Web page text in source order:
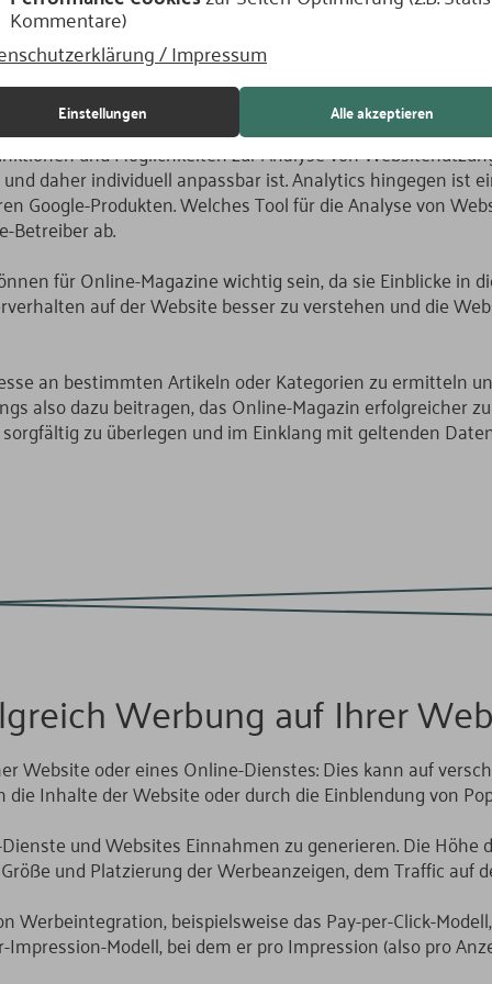
Tracking-Code-Snippets, die in die Website
Website von Nutzern bestimmte Daten an die Server
Visualisierungen aufbereitet, die Website-Betreibern
und Möglichkeiten zur Analyse von
daher individuell anpassbar ist. Analytics hingegen ist
Google-Produkten. Welches Tool für die Analyse von
Betreiber ab.
für Online-Magazine wichtig sein, da sie Einblicke in
auf der Website besser zu verstehen und die
an bestimmten Artikeln oder Kategorien zu ermitteln
also dazu beitragen, das Online-Magazin erfolgreicher
zu überlegen und im Einklang mit geltenden
Werbung auf Ihrer
Website oder eines Online-Dienstes: Dies kann auf
Inhalte der Website oder durch die Einblendung von
und Websites Einnahmen zu generieren. Die Höhe
und Platzierung der Werbeanzeigen, dem Traffic auf
Werbeintegration, beispielsweise das Pay-per-Click-
Modell, bei dem er pro Impression (also pro
Kommentare)
/ Impressum
Einstellungen Alle akzeptieren